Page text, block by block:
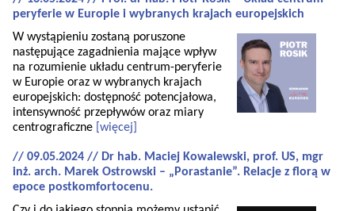
peryferie w Europie i wybranych krajach europejskich
W wystąpieniu zostaną poruszone
następujące zagadnienia mające wpływ
na rozumienie układu centrum-peryferie
w Europie oraz w wybranych krajach
europejskich: dostępność potencjałowa,
intensywność przepływów oraz miary
centrograficzne [więcej]
// 09.05.2024 // Dr hab. Maciej Kowalewski, prof. US, mgr
inż. arch. Marek Ostrowski – „Porastanie”. Relacje z florą w
epoce postkomfortocenu.